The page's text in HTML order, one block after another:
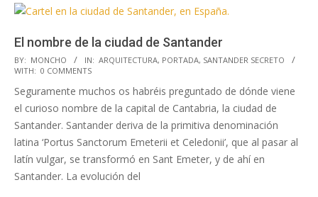
El nombre de la ciudad de Santander
2022-
11-
24
BY: MONCHO IN: ARQUITECTURA, PORTADA, SANTANDER SECRETO
WITH: 0 COMMENTS
Seguramente muchos os habréis preguntado de dónde viene
el curioso nombre de la capital de Cantabria, la ciudad de
Santander. Santander deriva de la primitiva denominación
latina ‘Portus Sanctorum Emeterii et Celedonii’, que al pasar al
latín vulgar, se transformó en Sant Emeter, y de ahí en
Santander. La evolución del